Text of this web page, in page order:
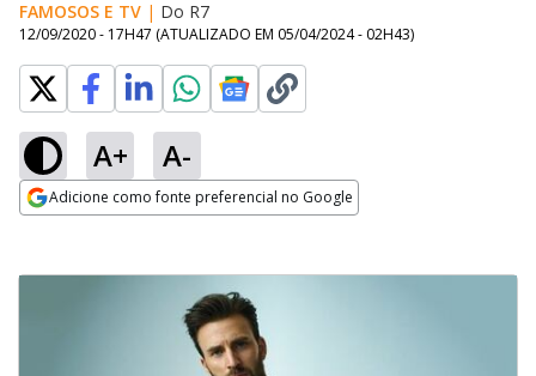
FAMOSOS E TV | Do R7
12/09/2020 - 17H47 (ATUALIZADO EM 05/04/2024 - 02H43)
A+ A-
Adicione como fonte preferencial no Google